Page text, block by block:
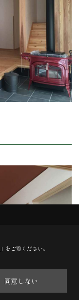
」をご覧ください。
同意しない